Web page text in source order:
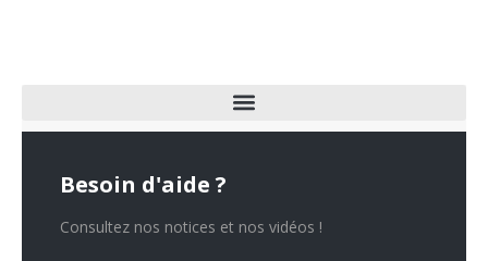
Besoin d'aide ?
Consultez nos notices et nos vidéos !